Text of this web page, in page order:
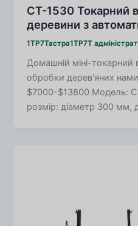
CT-1530 Токарний
деревини з
1TP7Тастра1TP7Т
Домашній міні-токарний
обробки дерев'яних
$7000-$13800 Модель:
розмір: діаметр 300